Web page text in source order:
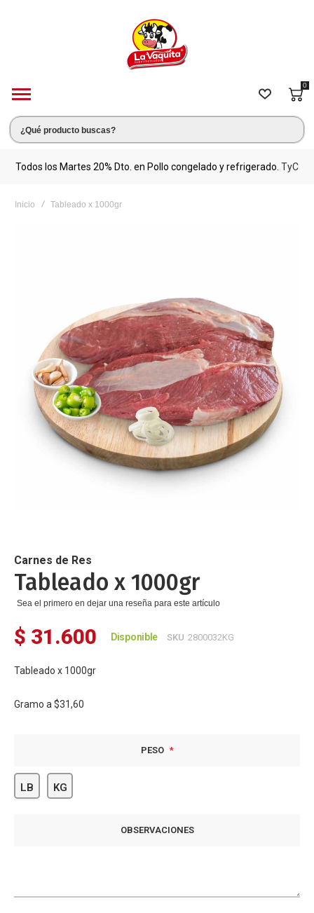
0
Todos los Martes 20% Dto. en Pollo congelado y refrigerado. TyC
Inicio Tableado x 1000gr
de
la
galería
de
Carnes de Res
Tableado x 1000gr
Sea el primero en dejar una reseña para este artículo
$ 31.600 Disponible SKU 2800032KG
Tableado x 1000gr
Gramo a $31,60
PESO
LB KG
OBSERVACIONES